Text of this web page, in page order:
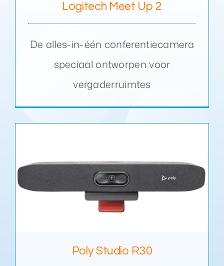
Logitech Meet Up 2
De alles-in-één conferentiecamera
speciaal ontworpen voor
vergaderruimtes
Poly Studio R30